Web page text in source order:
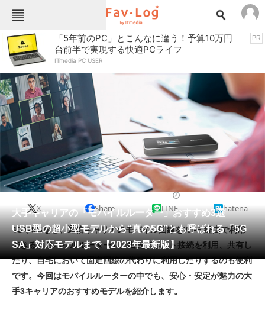
Fav-Logカテゴリー一覧
TOP アウトドア用品
インテリア・収納 おもちゃ・ホビー
カメラ キッチン家電
キッチン用品 ゲーム
コンテンツ・サービス スイーツ・お菓子
スポーツ・レジャー スマホ・携帯電話
パソコン・タブレット ファッション
ペット 家電
工具・DIY 本・DVD・CD
生活家電 生活用品
空調・季節家電 美容・コスメ
「5年前のPC」とこんなに違う！予算10万円
台前半で実現する快適PCライフ
ITmedia PC USER
PR
大手キャリアの「モバイルルーター」おすすめ3選
USB型の超小型モデルから“真の5G”とも呼ばれる「5G
SA」対応モデルまで【2023年最新版】
X Share LINE hatena
4Gや5Gなど、通信キャリアのモバイル回線をWi-Fi経由で利用
できる「モバイルルーター」。出先でネット接続を利用、共有し
たり、自宅において固定回線の代わりに利用したりするのも便利
です。今回はモバイルルーターの中でも、安心・安定が魅力の大
手3キャリアのおすすめモデルを紹介します。